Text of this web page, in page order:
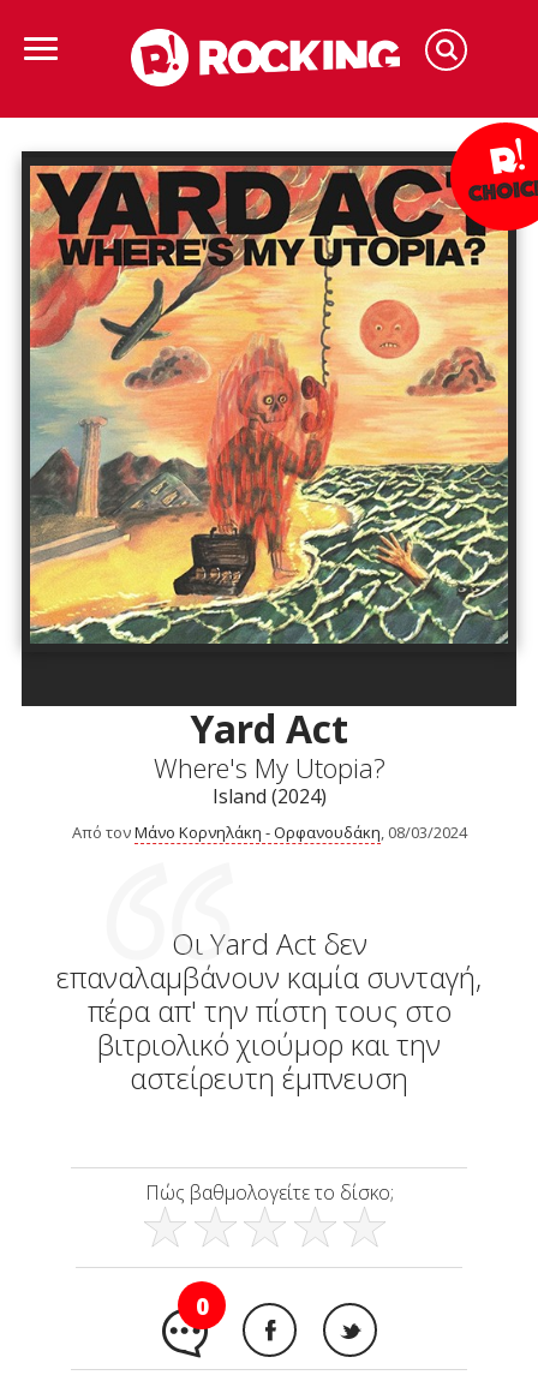
Yard Act
Where's My Utopia?
Island (2024)
Από τονΜάνο Κορνηλάκη - Ορφανουδάκη, 08/03/2024
Οι Yard Act δεν
επαναλαμβάνουν καμία συνταγή,
πέρα απ' την πίστη τους στο
βιτριολικό χιούμορ και την
αστείρευτη έμπνευση
Πώς βαθμολογείτε το δίσκο;
0